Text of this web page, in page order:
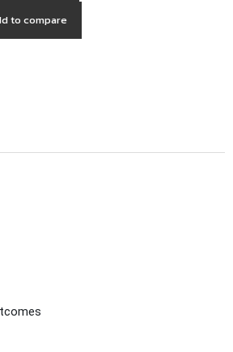
to compare